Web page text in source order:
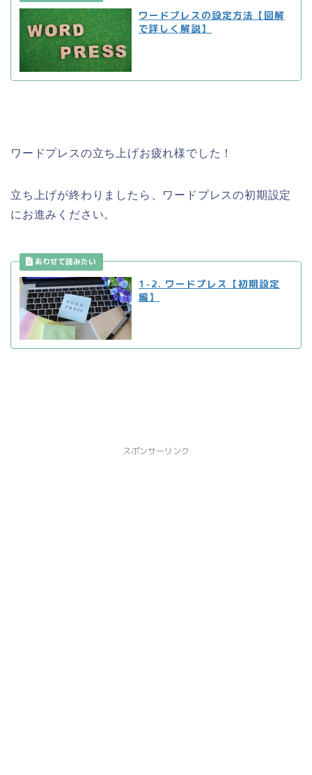
ワードプレスの設定方法【図解
で詳しく解説】
ワードプレスの立ち上げお疲れ様でした！
立ち上げが終わりましたら、ワードプレスの初期設定
にお進みください。
1-2. ワードプレス【初期設定
編】
スポンサーリンク